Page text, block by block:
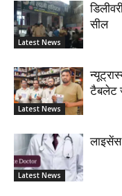
Latest News
सील
Latest News
टैबलेट
Latest News
लाइसेंस